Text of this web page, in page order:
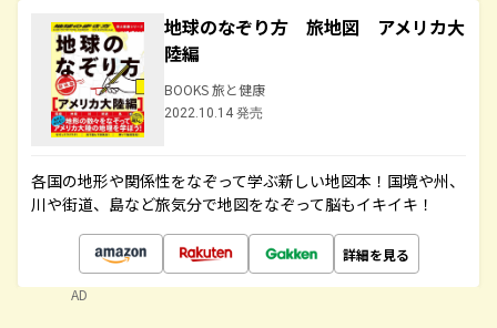
地球のなぞり方 旅地図 アメリカ大
陸編
BOOKS 旅と健康
2022.10.14 発売
各国の地形や関係性をなぞって学ぶ新しい地図本！国境や州、
川や街道、島など旅気分で地図をなぞって脳もイキイキ！
詳細を見る
AD